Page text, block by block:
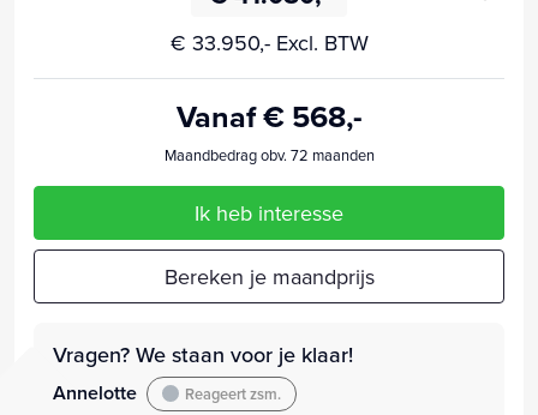
€ 33.950,- Excl. BTW
Vanaf € 568,-
Maandbedrag obv. 72 maanden
Ik heb interesse
Bereken je maandprijs
Vragen? We staan voor je klaar!
Annelotte Reageert zsm.